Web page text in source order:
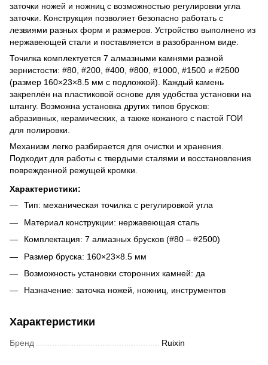
заточки ножей и ножниц с возможностью регулировки угла
заточки. Конструкция позволяет безопасно работать с
лезвиями разных форм и размеров. Устройство выполнено из
нержавеющей стали и поставляется в разобранном виде.
Точилка комплектуется 7 алмазными камнями разной
зернистости: #80, #200, #400, #800, #1000, #1500 и #2500
(размер 160×23×8.5 мм с подложкой). Каждый камень
закреплён на пластиковой основе для удобства установки на
штангу. Возможна установка других типов брусков:
абразивных, керамических, а также кожаного с пастой ГОИ
для полировки.
Механизм легко разбирается для очистки и хранения.
Подходит для работы с твердыми сталями и восстановления
поврежденной режущей кромки.
Характеристики:
Тип: механическая точилка с регулировкой угла
Материал конструкции: нержавеющая сталь
Комплектация: 7 алмазных брусков (#80 – #2500)
Размер бруска: 160×23×8.5 мм
Возможность установки сторонних камней: да
Назначение: заточка ножей, ножниц, инструментов
Характеристики
Бренд Ruixin